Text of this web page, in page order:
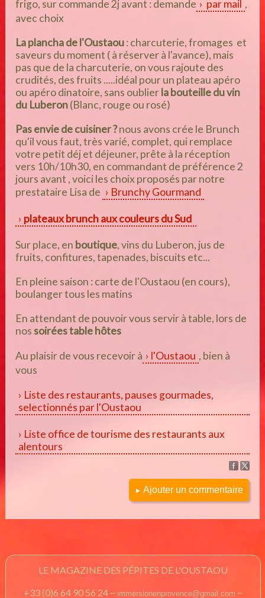
frigo, sur commande 2j avant : demande
par mail ,
avec choix
La plancha de l'Oustaou: charcuterie, fromages et
saveurs du moment ( à réserver à l'avance), mais
pas que de la charcuterie, on vous rajoute des
crudités, des fruits .....idéal pour un plateau apéro
ou apéro dinatoire, sans oublierla bouteille du vin
du Luberon(Blanc, rouge ou rosé)
Pas envie de cuisiner ?nous avons crée le Brunch
qu'il vous faut, très varié, complet, qui remplace
votre petit déj et déjeuner, prête à la réception
vers 10h/10h30, en commandant de préférence 2
jours avant , voici les choix proposés par notre
prestataire Lisa de
Brunchy Gourmand
plateaux brunch aux couleurs du Sud
Sur place, en boutique, vins du Luberon, jus de
fruits, confitures, tapenades, biscuits etc...
En pleine saison : carte de l'Oustaou (en cours),
boulanger tous les matins
En attendant de pouvoir vous servir à table, lors de
nos soirées table hôtes
Au plaisir de vous recevoir à
l'Oustaou , bien à
vous
Liste des restaurants, pauses gourmades,
selectionnés par l'Oustaou
Liste office de tourisme des restaurants aux
alentours
► Ajouter un commentaire
LE MAGAZINE DES PÉPITES DE L'OUSTAOU
+33 (0)6 64 90 56 24 ~ immersionenprovence@gmail.com ~